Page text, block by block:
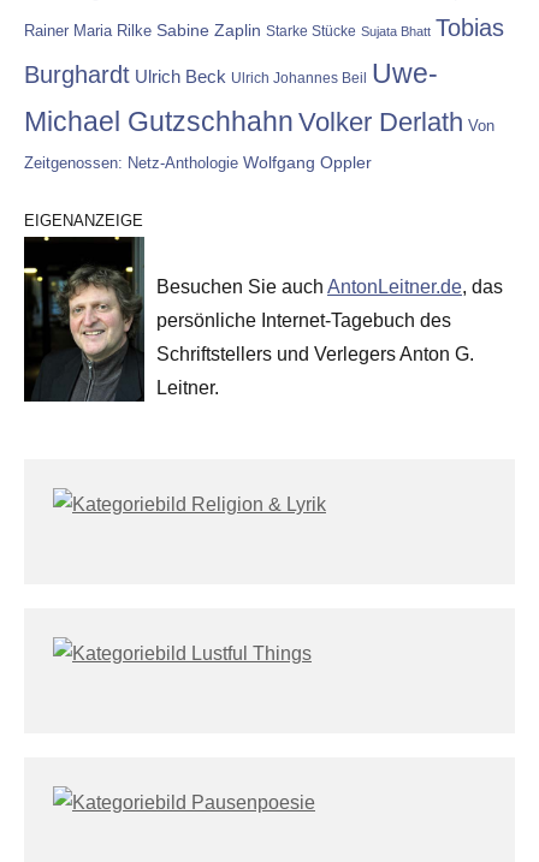
Rainer Maria Rilke Sabine Zaplin Starke Stücke Sujata Bhatt Tobias
Burghardt Ulrich Beck Ulrich Johannes Beil
Uwe-
Michael Gutzschhahn Volker Derlath Von
Zeitgenossen: Netz-Anthologie Wolfgang Oppler
EIGENANZEIGE
Besuchen Sie auch AntonLeitner.de, das
persönliche Internet-Tagebuch des
Schriftstellers und Verlegers Anton G.
Leitner.